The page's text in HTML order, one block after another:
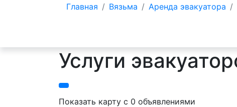
Главная Вязьма
Аренда эвакуатора
Услуги
Показать карту с 0 объявлениями